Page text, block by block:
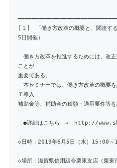
[１] 「働き方改革の概要と、関連
5日開催）
働き方改革を推進するためには、改
ことが
重要である。
本セミナーでは、働き方改革の概要
Ｔ導入
補助金等、補助金の種類・適用要件等を
●詳細はこちら → http://
◇日時：2019年6月5日（水）15:00
◇場所：滋賀県信用組合栗東支店（栗東